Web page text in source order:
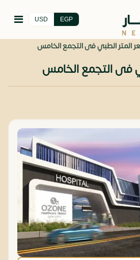
EGP
USD
المتر الطبي فى التجمع الخامس
فى التجمع الخامس